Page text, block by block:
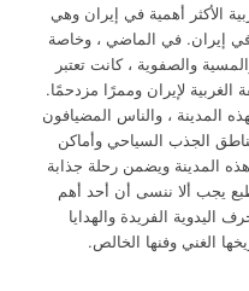
الأكثر أهمية في إيران وهي
في إيران. في الماضي ، وخاصة
والصفوية ، كانت تعتبر
لإيران وممرًا مزدحمًا.
المدينة ، والناس المضيافون
الجذب السياحي وأماكن
المدينة ويضمن رحلة جذابة
يجب ألا ننسى أن أحد أهم
الفريدة والهدايا
الغني وفنها الخالص.